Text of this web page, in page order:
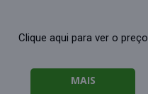
Clique aqui para ver o preço
MAIS